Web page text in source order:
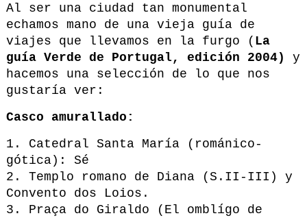
Al ser una ciudad tan monumental
echamos mano de una vieja guía de
viajes que llevamos en la furgo ( La
guía Verde de Portugal, edición 2004)
y
hacemos una selección de lo que nos
gustaría ver:
Casco amurallado:
1. Catedral Santa María (románico-
gótica): Sé
2. Templo romano de Diana (S.II-III) y
Convento dos Loios.
3. Praça do Giraldo (El omblígo de